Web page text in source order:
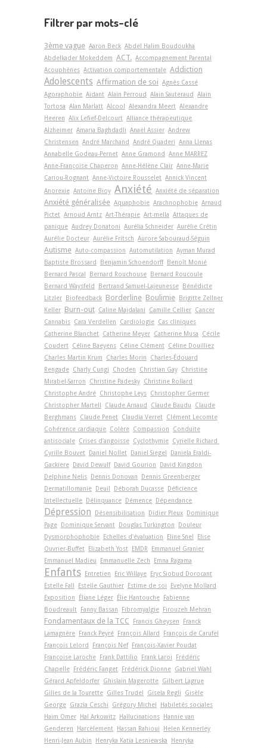
Filtrer par mots-clé
3ème vague Aaron Beck Abdel Halim Boudoukha
Abdelkader Mokeddem ACT. Accompagnement Parental
Acouphènes Activation comportementale Addiction
Adolescents Affirmation de soi Agnès Cassé
Agoraphobie Aidant Alain Perroud Alain Sauteraud
Alain
Tortosa Alan Marlatt Alcool Alexandra Meert Alexandre
Heeren Alix Lefief-Delcourt Alliance thérapeutique
Alzheimer Amaria Baghdadli Anaël Assier Andrew
Christensen André Marchand André Quaderi Anna Llenas
Annabelle Godeau-Pernet Anne Gramond
Anne MARREZ
Anne-Françoise Chaperon Anne-Hélène Clair Anne-Marie
Cariou-Rognant Anne-Victoire Rousselet Annick Vincent
Anorexie Antoine Bioy Anxiété Anxiété de séparation
Anxiété généralisée Aquaphobie Arachnophobie Arnaud
Pictet Arnoud Arntz Art-Thérapie Art-­mella Attaques de
panique Audrey Donatoni Aurélia Schneider Aurélie Crétin
Aurélie Docteur Aurélie Fritsch Aurore Sabouraud-Séguin
Autisme Auto-compassion Automutilation Ayman Murad
Baptiste Brossard
Benjamin Schoendorff
Benoît Monié
Bernard Pascal
Bernard Rouchouse
Bernard Roucoule
Bernard Waysfeld
Bertrand Samuel-Lajeunesse
Bénédicte
Litzler
Biofeedback Borderline Boulimie
Brigitte Zellner
Keller Burn-out Caline Majdalani Camille Cellier Cancer
Cannabis Cara Verdellen Cardiologie Cas cliniques
Catherine Blanchet Catherine Meyer Catherine Musa
Cécile
Coudert Céline Baeyens Céline Clément Céline Douilliez
Charles Martin Krum
Charles Morin
Charles-Édouard
Rengade Charly Cungi Choden Christian Gay Christine
Mirabel-Sarron
Christine Padesky Christine Rollard
Christophe André Christophe Leys Christopher Germer
Christopher Martell
Claude Arnaud Claude Baudu
Claude
Berghmans Claude Penet Claudia Verret Clément Lecomte
Cohérence cardiaque Colère Compassion
Conduite
antisociale Crises d'angoisse Cyclothymie Cyrielle Richard
Cyrille Bouvet
Daniel Nollet Daniel Siegel
Daniela Eraldi-
Gackiere
David Dewulf David Gourion
David Kingdon
Delphine Nelis
Dennis Donovan
Dennis Greenberger
Dermatillomanie
Deuil Déborah Ducasse
Déficience
Intellectuelle
Délinquance Démence Dépendance
Dépression Désensibilisation Didier Pleux
Dominique
Page
Dominique Servant Douglas Turkington
Douleur
Dysmorphophobie
Echelles d'évaluation Eline Snel
Elise
Ouvrier-Buffet
Elizabeth Yost EMDR
Emmanuel Granier
Emmanuel Madieu
Emmanuelle Zech Emna Ragama
Enfants Entretien Eric Willaye
Eryc Siobud Dorocant
Estelle Fall
Estelle Gauthier Estime de soi
Evelyne Mollard
Exposition
Éliane Léger Élie Hantouche
Fabienne
Boudreault
Fanny Bassan Fibromyalgie Firouzeh Mehran
Fondamentaux de la TCC Francis Gheysen
Franck
Lamagnère
Franck Peyré François Allard
François de Carufel
François Lelord
François Nef
François-Xavier Poudat
Françoise Laroche
Frank Dattilio Frank Laroi
Frédéric
Chapelle
Frédéric Fanget Frédérick Dionne Gabriel Wahl
Gérard Apfeldorfer Ghislain Magerotte Gilbert Lagrue
Gilles de la Tourette Gilles Trudel Gisela Regli
Gisèle
George Grazia Ceschi Grégory Michel
Habiletés sociales
Haim Omer
Hal Arkowitz Hallucinations
Hannie van
Genderen
Harcèlement Hassan Rahioui
Helen Kennerley
Henri-Jean Aubin
Henryka Katia Lesniewska
Henryka